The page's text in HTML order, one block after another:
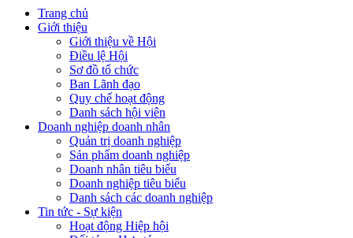
Trang chủ
Giới thiệu
Giới thiệu về Hội
Điều lệ Hội
Sơ đồ tổ chức
Ban Lãnh đạo
Quy chế hoạt động
Danh sách hội viên
Doanh nghiệp doanh nhân
Quản trị doanh nghiệp
Sản phẩm doanh nghiệp
Doanh nhân tiêu biểu
Doanh nghiệp tiêu biểu
Danh sách các doanh nghiệp
Tin tức - Sự kiện
Hoạt động Hiệp hội